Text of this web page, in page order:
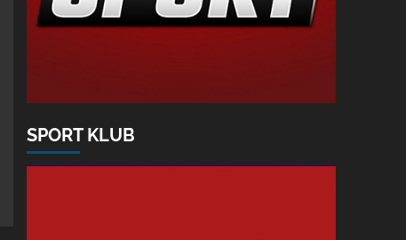
SPORT KLUB